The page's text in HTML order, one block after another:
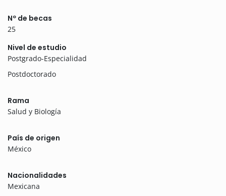
Nº de becas
25
Nivel de estudio
Postgrado-Especialidad
Postdoctorado
Rama
Salud y Biología
País de origen
México
Nacionalidades
Mexicana